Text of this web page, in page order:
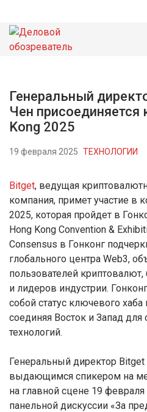
НОВОСТИ
Генеральный
Чен присоединяется
Kong 2025
19 февраля 2025 ТЕХНОЛОГИИ
Bitget, ведущая
компания, примет участие в
2025, которая пройдет в
Hong Kong Convention &
Consensus в Гонконг
глобального центра Web3,
пользователей
и лидеров индустрии.
собой статус ключевого
соединяя Восток и Запад
технологий.
Генеральный директор Bitget
выдающимся спикером на
на главной сцене 19
панельной дискуссии «За